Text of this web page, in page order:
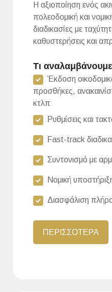
Η αξιοποίηση ενός
πολεοδομική και
διαδικασίες με
καθυστερήσεις και
Τι
Έκδοση
προσθήκες,
κτλπ
Ρυθμίσεις και
Fast-track
Συντονισμό με
Νομική
Διασφάλιση
ΠΕΡΙΣΣΟΤΕΡΑ